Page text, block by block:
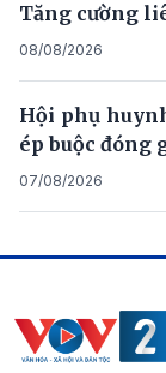
Tăng cường
08/08/2026
Hội phụ
ép buộc đóng
07/08/2026